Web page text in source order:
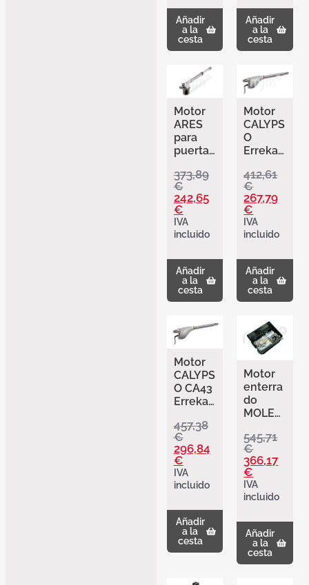
Añadir
a la
cesta
Añadir
a la
cesta
Motor
ARES
para
puertas
4m
lado
derech
o
Erreka
373,89
€
242,65
€
IVA
incluido
Añadir
a la
cesta
Motor
CALYPS
O
Erreka.
para
puertas
batient
es
hasta
3m.
412,61
€
267,79
€
IVA
incluido
Añadir
a la
cesta
Motor
CALYPS
O CA43
Erreka.
puertas
batient
es
hasta
2,5m
457,38
€
296,84
€
IVA
incluido
Añadir
a la
cesta
Motor
enterra
do
MOLE
MO230
para
puertas
batient
es
hasta
545,71
€
366,17
€
IVA
incluido
Añadir
a la
cesta